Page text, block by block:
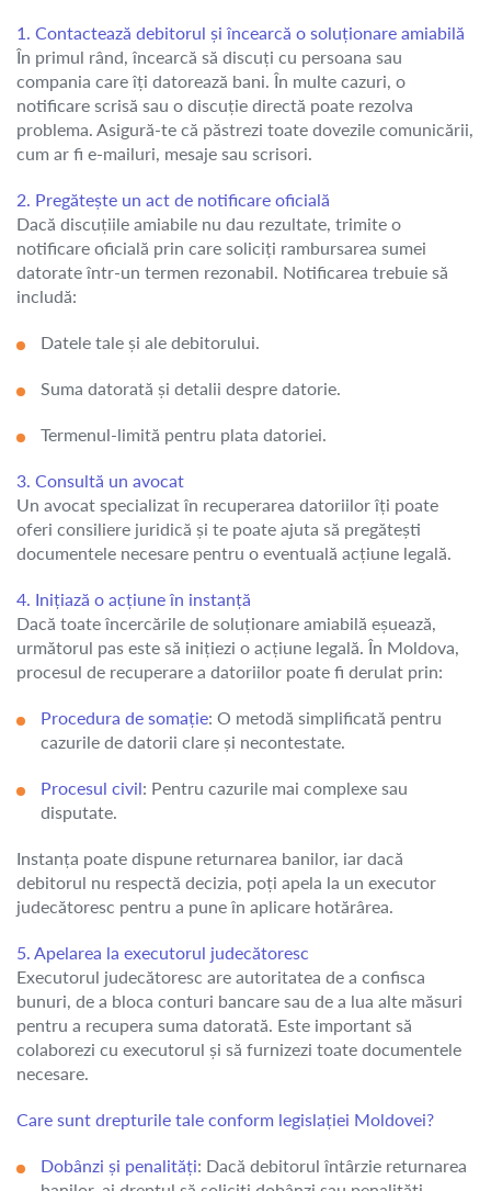
1. Contactează debitorul și încearcă o soluționare amiabilă
În primul rând, încearcă să discuți cu persoana sau
compania care îți datorează bani. În multe cazuri, o
notificare scrisă sau o discuție directă poate rezolva
problema. Asigură-te că păstrezi toate dovezile comunicării,
cum ar fi e-mailuri, mesaje sau scrisori.
2. Pregătește un act de notificare oficială
Dacă discuțiile amiabile nu dau rezultate, trimite o
notificare oficială prin care soliciți rambursarea sumei
datorate într-un termen rezonabil. Notificarea trebuie să
includă:
Datele tale și ale debitorului.
Suma datorată și detalii despre datorie.
Termenul-limită pentru plata datoriei.
3. Consultă un avocat
Un avocat specializat în recuperarea datoriilor îți poate
oferi consiliere juridică și te poate ajuta să pregătești
documentele necesare pentru o eventuală acțiune legală.
4. Inițiază o acțiune în instanță
Dacă toate încercările de soluționare amiabilă eșuează,
următorul pas este să inițiezi o acțiune legală. În Moldova,
procesul de recuperare a datoriilor poate fi derulat prin:
Procedura de somație: O metodă simplificată pentru
cazurile de datorii clare și necontestate.
Procesul civil: Pentru cazurile mai complexe sau
disputate.
Instanța poate dispune returnarea banilor, iar dacă
debitorul nu respectă decizia, poți apela la un executor
judecătoresc pentru a pune în aplicare hotărârea.
5. Apelarea la executorul judecătoresc
Executorul judecătoresc are autoritatea de a confisca
bunuri, de a bloca conturi bancare sau de a lua alte măsuri
pentru a recupera suma datorată. Este important să
colaborezi cu executorul și să furnizezi toate documentele
necesare.
Care sunt drepturile tale conform legislației Moldovei?
Dobânzi și penalități: Dacă debitorul întârzie returnarea